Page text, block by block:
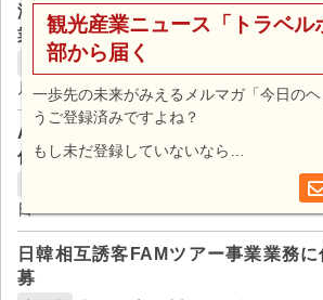
海外メディア等を活用した台湾市
業務に係る公募型プロポーザルの実
広島県呉市
一般社団法人ツーリズム
月21日
AIを活用した京都観光案内機能の活
係る企画提案の公募
公益社団法人京都市観光協会 /
日
日韓相互誘客FAMツアー事業業務
募
観光産業ニュース「トラベル
部から届く
一歩先の未来がみえるメルマガ「今日の
うご登録済みですよね？
もし未だ登録していないなら…